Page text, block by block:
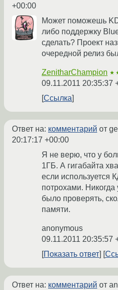
+00:00
Может поможешь
либо поддержку
сделать? Проект
очередной релиз
ZenitharChampion
09.11.2011 20:35:37
Ссылка
Ответ на: комментарий от
20:17:17 +00:00
Я не верю, что у
1ГБ. А гигабайта
если используется
потрохами.
было проверять,
памяти.
anonymous
09.11.2011 20:35:57
Показать ответ
Ответ на: комментарий от